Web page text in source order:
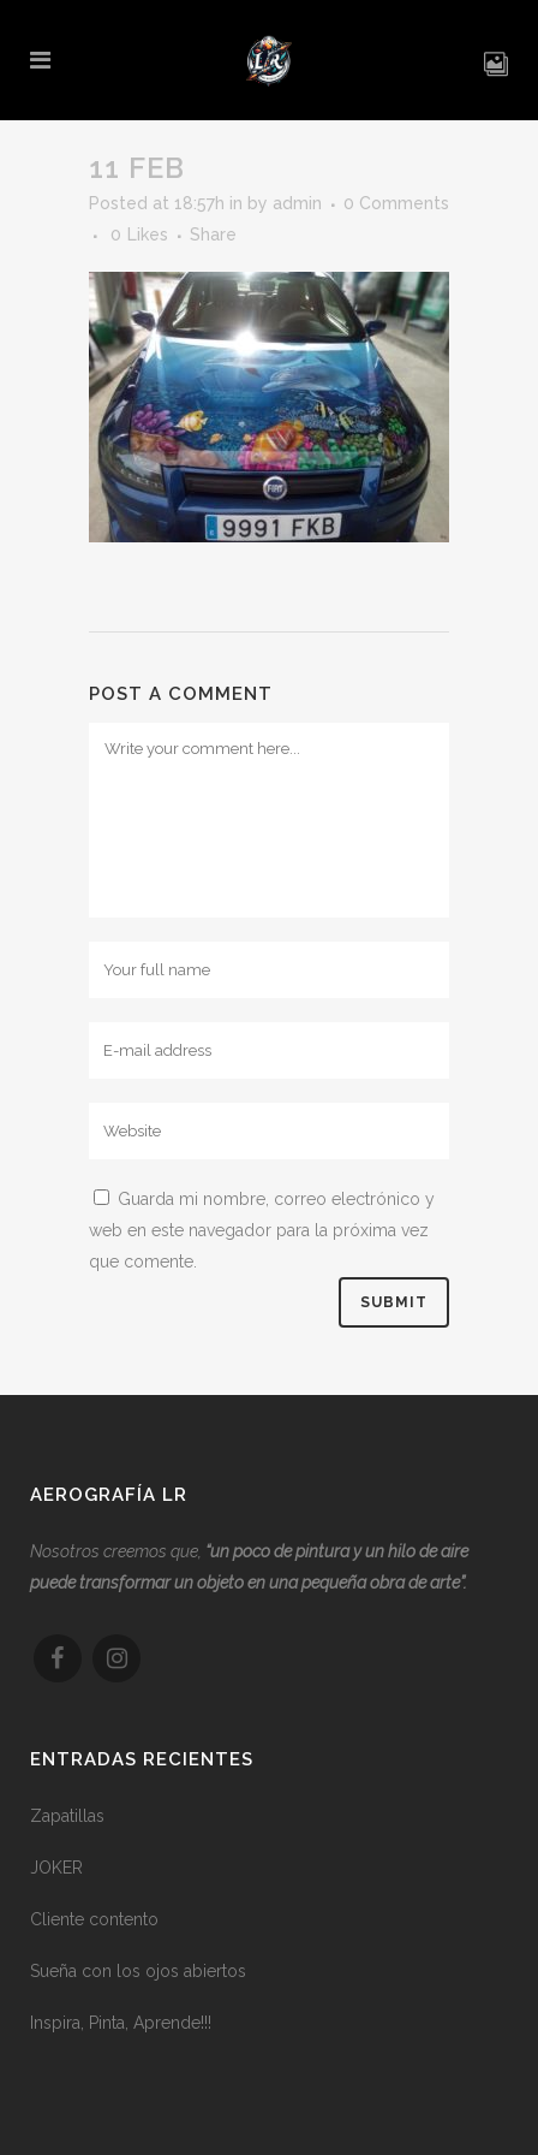
11 FEB
Posted at 18:57h in by admin
0 Comments
0
Likes Share
POST A COMMENT
Guarda mi nombre, correo electrónico y
web en este navegador para la próxima vez
que comente.
AEROGRAFÍA LR
Nosotros creemos que, “un poco de pintura y un hilo de aire
puede transformar un objeto en una pequeña obra de arte”.
ENTRADAS RECIENTES
Zapatillas
JOKER
Cliente contento
Sueña con los ojos abiertos
Inspira, Pinta, Aprende!!!